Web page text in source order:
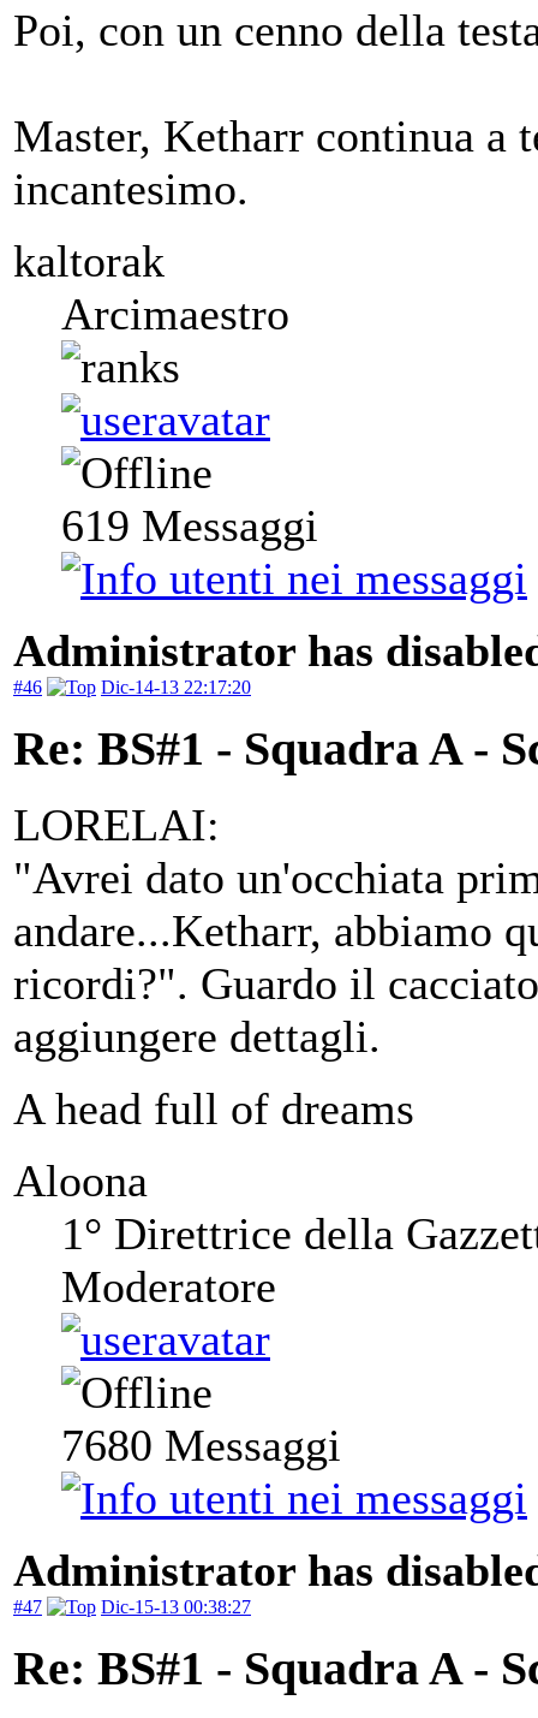
Poi, con un cenno della
Master, Ketharr continua a
incantesimo.
kaltorak
Arcimaestro
619 Messaggi
Administrator has
#46 Dic-14-13 22:17:20
Re: BS#1 - Squadra A -
LORELAI:
"Avrei dato un'occhiata
andare...Ketharr, abbiamo
ricordi?". Guardo il
aggiungere dettagli.
A head full of dreams
Aloona
1° Direttrice della
Moderatore
7680 Messaggi
Administrator has
#47 Dic-15-13 00:38:27
Re: BS#1 - Squadra A -